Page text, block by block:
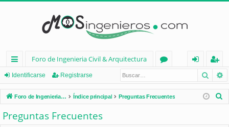
nl
ac
es
rá
Foro de Ingenieria Civil & Arquitectura
os
nt
ifi
eg
ist
ra
Identificarse Registrarse
Foro de Ingenieria Civil & Arquitectura Índice principal Preguntas Frecuentes
Preguntas Frecuentes